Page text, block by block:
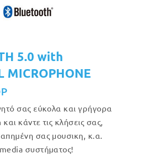
5.0 with
MICROPHONE
σας εύκολα και γρήγορα
κάντε τις κλήσεις σας,
σας μουσικη, κ.α.
συστήματος!